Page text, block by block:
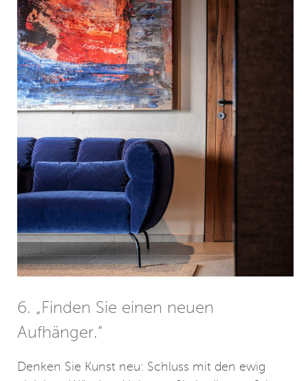
6. „Finden Sie einen neuen
Aufhänger.“
Denken Sie Kunst neu: Schluss mit den ewig